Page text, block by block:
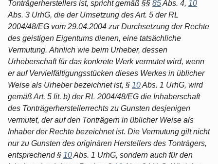
Tonträgerherstellers ist, spricht gemäß §§ 85Abs. 4, 10
Abs. 3 UrhG, die der Umsetzung des Art. 5 der RL
2004/48/EG vom 29.04.2004 zur Durchsetzung der Rechte
des geistigen Eigentums dienen, eine tatsächliche
Vermutung. Ähnlich wie beim Urheber, dessen
Urheberschaft für das konkrete Werk vermutet wird, wenn
er auf Vervielfältigungsstücken dieses Werkes in üblicher
Weise als Urheber bezeichnet ist, § 10Abs. 1 UrhG, wird
gemäß Art. 5 lit. b) der RL 2004/48/EG die Inhaberschaft
des Tonträgerherstellerrechts zu Gunsten desjenigen
vermutet, der auf den Tonträgern in üblicher Weise als
Inhaber der Rechte bezeichnet ist. Die Vermutung gilt nicht
nur zu Gunsten des originären Herstellers des Tonträgers,
entsprechend § 10Abs. 1 UrhG, sondern auch für den